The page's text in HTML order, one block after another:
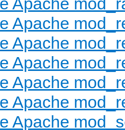
Apache
Apache
Apache
Apache
Apache
Apache